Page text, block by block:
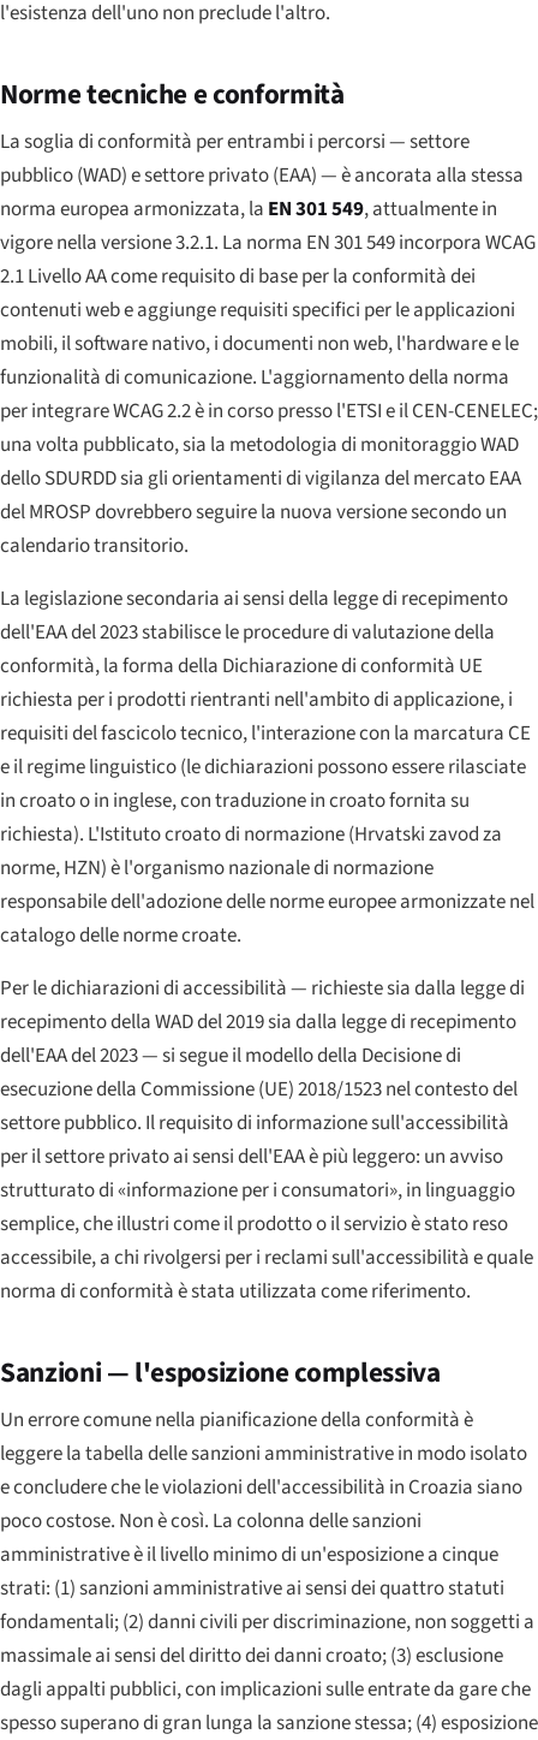
l'esistenza dell'uno non preclude l'altro.
Norme tecniche e conformità
La soglia di conformità per entrambi i percorsi — settore
pubblico (WAD) e settore privato (EAA) — è ancorata alla stessa
norma europea armonizzata, la EN 301 549, attualmente in
vigore nella versione 3.2.1. La norma EN 301 549 incorpora WCAG
2.1 Livello AA come requisito di base per la conformità dei
contenuti web e aggiunge requisiti specifici per le applicazioni
mobili, il software nativo, i documenti non web, l'hardware e le
funzionalità di comunicazione. L'aggiornamento della norma
per integrare WCAG 2.2 è in corso presso l'ETSI e il CEN-CENELEC;
una volta pubblicato, sia la metodologia di monitoraggio WAD
dello SDURDD sia gli orientamenti di vigilanza del mercato EAA
del MROSP dovrebbero seguire la nuova versione secondo un
calendario transitorio.
La legislazione secondaria ai sensi della legge di recepimento
dell'EAA del 2023 stabilisce le procedure di valutazione della
conformità, la forma della Dichiarazione di conformità UE
richiesta per i prodotti rientranti nell'ambito di applicazione, i
requisiti del fascicolo tecnico, l'interazione con la marcatura CE
e il regime linguistico (le dichiarazioni possono essere rilasciate
in croato o in inglese, con traduzione in croato fornita su
richiesta). L'Istituto croato di normazione (Hrvatski zavod za
norme, HZN) è l'organismo nazionale di normazione
responsabile dell'adozione delle norme europee armonizzate nel
catalogo delle norme croate.
Per le dichiarazioni di accessibilità — richieste sia dalla legge di
recepimento della WAD del 2019 sia dalla legge di recepimento
dell'EAA del 2023 — si segue il modello della Decisione di
esecuzione della Commissione (UE) 2018/1523 nel contesto del
settore pubblico. Il requisito di informazione sull'accessibilità
per il settore privato ai sensi dell'EAA è più leggero: un avviso
strutturato di «informazione per i consumatori», in linguaggio
semplice, che illustri come il prodotto o il servizio è stato reso
accessibile, a chi rivolgersi per i reclami sull'accessibilità e quale
norma di conformità è stata utilizzata come riferimento.
Sanzioni — l'esposizione complessiva
Un errore comune nella pianificazione della conformità è
leggere la tabella delle sanzioni amministrative in modo isolato
e concludere che le violazioni dell'accessibilità in Croazia siano
poco costose. Non è così. La colonna delle sanzioni
amministrative è il livello minimo di un'esposizione a cinque
strati: (1) sanzioni amministrative ai sensi dei quattro statuti
fondamentali; (2) danni civili per discriminazione, non soggetti a
massimale ai sensi del diritto dei danni croato; (3) esclusione
dagli appalti pubblici, con implicazioni sulle entrate da gare che
spesso superano di gran lunga la sanzione stessa; (4) esposizione